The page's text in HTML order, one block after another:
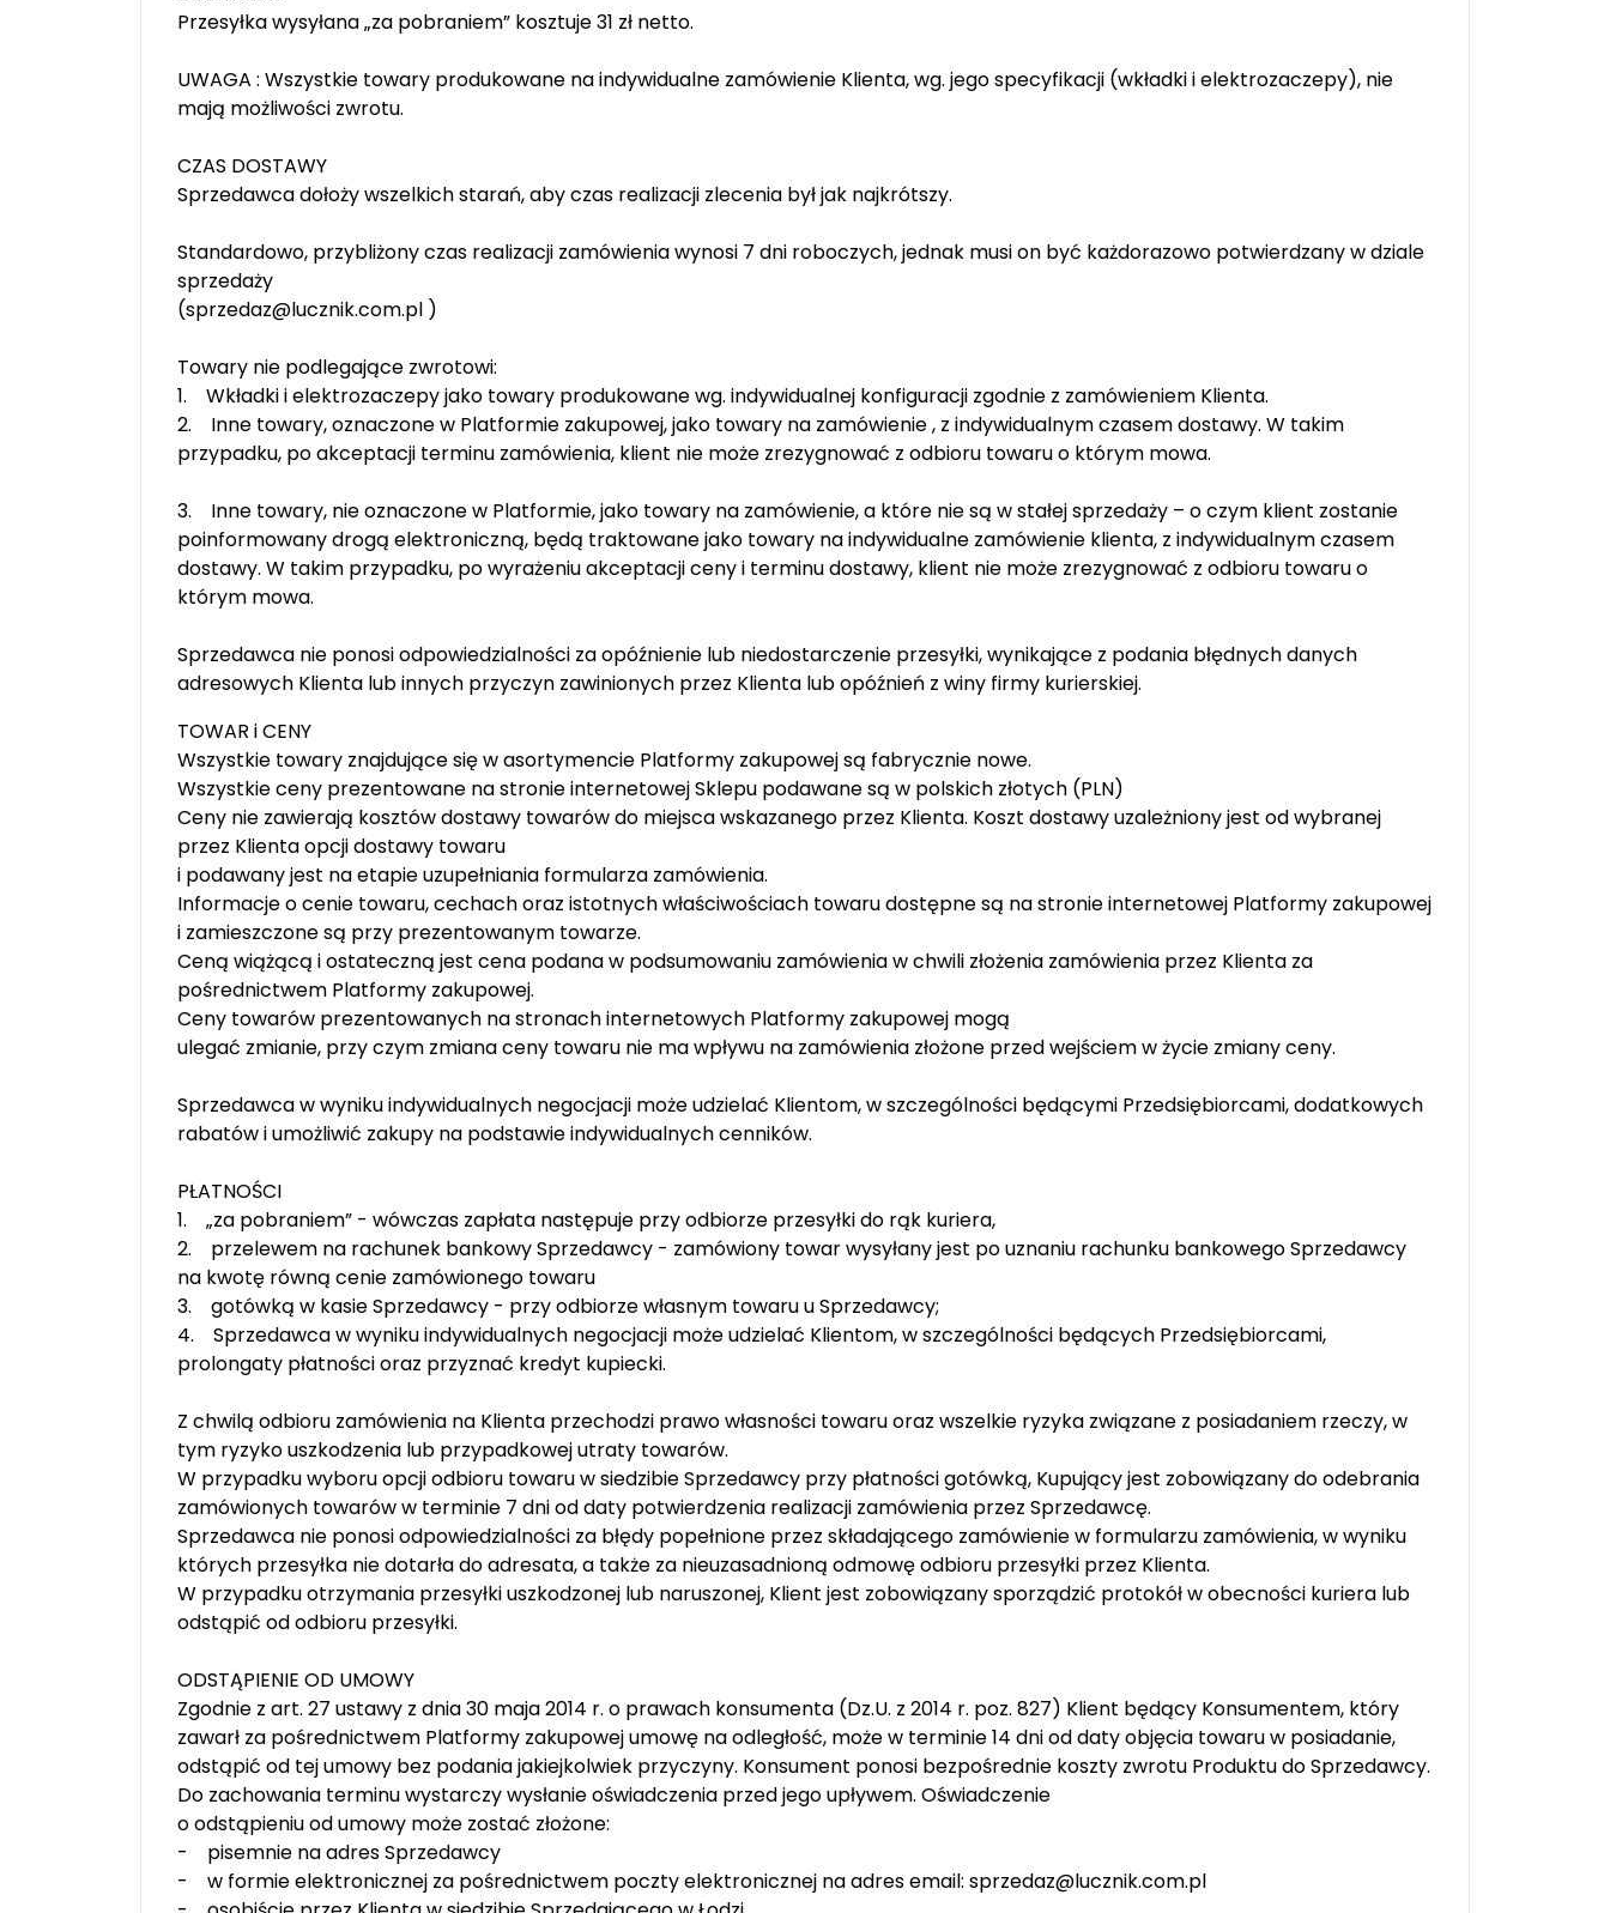
Przesyłka wysyłana „za pobraniem” kosztuje 31 zł netto.
UWAGA : Wszystkie towary produkowane na indywidualne zamówienie Klienta, wg. jego specyfikacji (wkładki i elektrozaczepy), nie
mają możliwości zwrotu.
CZAS DOSTAWY
Sprzedawca dołoży wszelkich starań, aby czas realizacji zlecenia był jak najkrótszy.
Standardowo, przybliżony czas realizacji zamówienia wynosi 7 dni roboczych, jednak musi on być każdorazowo potwierdzany w dziale
sprzedaży
(sprzedaz@lucznik.com.pl )
Towary nie podlegające zwrotowi:
1. Wkładki i elektrozaczepy jako towary produkowane wg. indywidualnej konfiguracji zgodnie z zamówieniem Klienta.
2. Inne towary, oznaczone w Platformie zakupowej, jako towary na zamówienie , z indywidualnym czasem dostawy. W takim
przypadku, po akceptacji terminu zamówienia, klient nie może zrezygnować z odbioru towaru o którym mowa.
3. Inne towary, nie oznaczone w Platformie, jako towary na zamówienie, a które nie są w stałej sprzedaży – o czym klient zostanie
poinformowany drogą elektroniczną, będą traktowane jako towary na indywidualne zamówienie klienta, z indywidualnym czasem
dostawy. W takim przypadku, po wyrażeniu akceptacji ceny i terminu dostawy, klient nie może zrezygnować z odbioru towaru o
którym mowa.
Sprzedawca nie ponosi odpowiedzialności za opóźnienie lub niedostarczenie przesyłki, wynikające z podania błędnych danych
adresowych Klienta lub innych przyczyn zawinionych przez Klienta lub opóźnień z winy firmy kurierskiej.
TOWAR i CENY
Wszystkie towary znajdujące się w asortymencie Platformy zakupowej są fabrycznie nowe.
Wszystkie ceny prezentowane na stronie internetowej Sklepu podawane są w polskich złotych (PLN)
Ceny nie zawierają kosztów dostawy towarów do miejsca wskazanego przez Klienta. Koszt dostawy uzależniony jest od wybranej
przez Klienta opcji dostawy towaru
i podawany jest na etapie uzupełniania formularza zamówienia.
Informacje o cenie towaru, cechach oraz istotnych właściwościach towaru dostępne są na stronie internetowej Platformy zakupowej
i zamieszczone są przy prezentowanym towarze.
Ceną wiążącą i ostateczną jest cena podana w podsumowaniu zamówienia w chwili złożenia zamówienia przez Klienta za
pośrednictwem Platformy zakupowej.
Ceny towarów prezentowanych na stronach internetowych Platformy zakupowej mogą
ulegać zmianie, przy czym zmiana ceny towaru nie ma wpływu na zamówienia złożone przed wejściem w życie zmiany ceny.
Sprzedawca w wyniku indywidualnych negocjacji może udzielać Klientom, w szczególności będącymi Przedsiębiorcami, dodatkowych
rabatów i umożliwić zakupy na podstawie indywidualnych cenników.
PŁATNOŚCI
1. „za pobraniem” - wówczas zapłata następuje przy odbiorze przesyłki do rąk kuriera,
2. przelewem na rachunek bankowy Sprzedawcy - zamówiony towar wysyłany jest po uznaniu rachunku bankowego Sprzedawcy
na kwotę równą cenie zamówionego towaru
3. gotówką w kasie Sprzedawcy - przy odbiorze własnym towaru u Sprzedawcy;
4. Sprzedawca w wyniku indywidualnych negocjacji może udzielać Klientom, w szczególności będących Przedsiębiorcami,
prolongaty płatności oraz przyznać kredyt kupiecki.
Z chwilą odbioru zamówienia na Klienta przechodzi prawo własności towaru oraz wszelkie ryzyka związane z posiadaniem rzeczy, w
tym ryzyko uszkodzenia lub przypadkowej utraty towarów.
W przypadku wyboru opcji odbioru towaru w siedzibie Sprzedawcy przy płatności gotówką, Kupujący jest zobowiązany do odebrania
zamówionych towarów w terminie 7 dni od daty potwierdzenia realizacji zamówienia przez Sprzedawcę.
Sprzedawca nie ponosi odpowiedzialności za błędy popełnione przez składającego zamówienie w formularzu zamówienia, w wyniku
których przesyłka nie dotarła do adresata, a także za nieuzasadnioną odmowę odbioru przesyłki przez Klienta.
W przypadku otrzymania przesyłki uszkodzonej lub naruszonej, Klient jest zobowiązany sporządzić protokół w obecności kuriera lub
odstąpić od odbioru przesyłki.
ODSTĄPIENIE OD UMOWY
Zgodnie z art. 27 ustawy z dnia 30 maja 2014 r. o prawach konsumenta (Dz.U. z 2014 r. poz. 827) Klient będący Konsumentem, który
zawarł za pośrednictwem Platformy zakupowej umowę na odległość, może w terminie 14 dni od daty objęcia towaru w posiadanie,
odstąpić od tej umowy bez podania jakiejkolwiek przyczyny. Konsument ponosi bezpośrednie koszty zwrotu Produktu do Sprzedawcy.
Do zachowania terminu wystarczy wysłanie oświadczenia przed jego upływem. Oświadczenie
o odstąpieniu od umowy może zostać złożone:
- pisemnie na adres Sprzedawcy
- w formie elektronicznej za pośrednictwem poczty elektronicznej na adres email: sprzedaz@lucznik.com.pl